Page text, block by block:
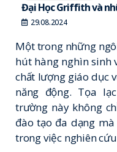
Đại Học Griffith và
29.08.2024
Một trong những
hút hàng nghìn sinh
chất lượng giáo dục
năng động. Tọa
trường này không
đào tạo đa dạng
trong việc nghiên